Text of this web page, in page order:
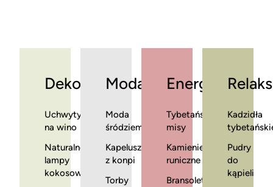
Dekoracje
Uchwyty
na wino
Naturalne
lampy
kokosowe
Moda
Moda
śródziemnomorska
Kapelusze
z konpi
Torby
Energia
Tybetańskie
misy
Kamienie
runiczne
Bransoletki
Relaks
Kadzidła
Pudry
do
kąpieli